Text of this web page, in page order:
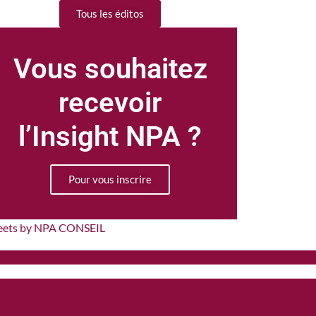
Tous les éditos
Vous souhaitez
recevoir
l’Insight NPA ?
Pour vous inscrire
by NPA CONSEIL